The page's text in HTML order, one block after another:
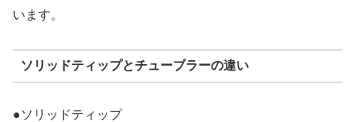
います。
ソリッドティップとチューブラーの違い
●ソリッドティップ